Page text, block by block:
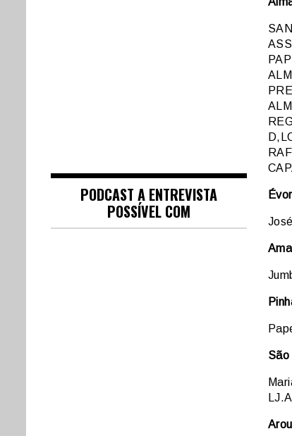
São
PODCAST A ENTREVISTA
POSSÍVEL COM